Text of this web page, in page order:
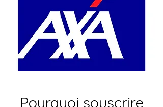
Pourquoi souscrire